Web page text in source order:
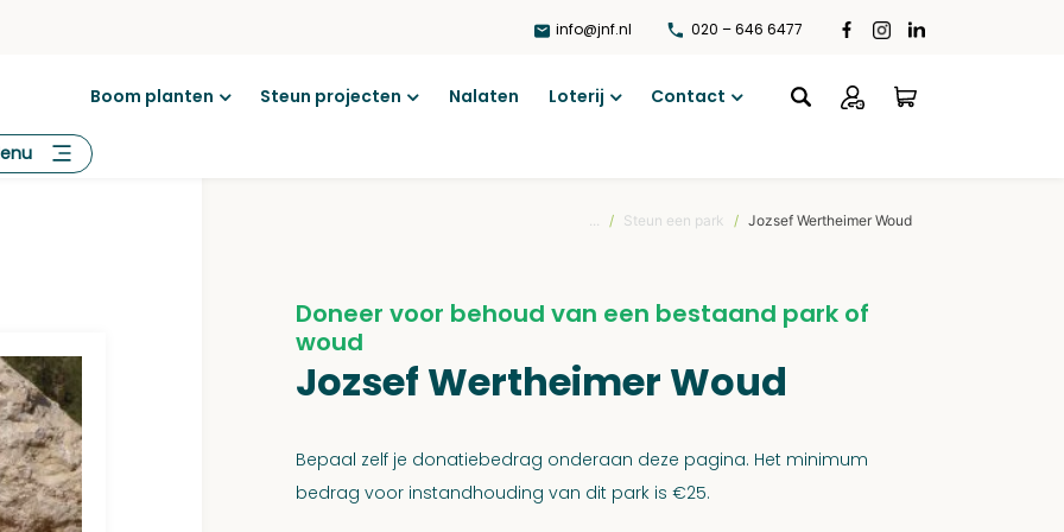
info@jnf.nl 020 – 646 6477
Boom planten Steun projecten Nalaten Loterij Contact
... / Steun een park / Jozsef Wertheimer Woud
Doneer voor behoud van een bestaand park of
woud
Jozsef Wertheimer Woud
Bepaal zelf je donatiebedrag onderaan deze pagina. Het minimum
bedrag voor instandhouding van dit park is €25.